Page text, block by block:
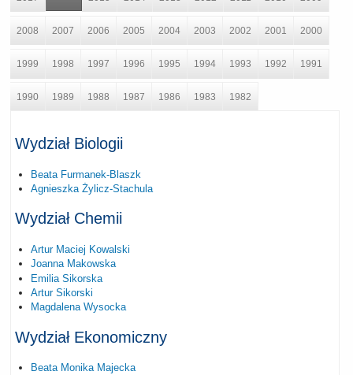
2008 2007 2006 2005 2004 2003 2002 2001 2000
1999 1998 1997 1996 1995 1994 1993 1992 1991
1990 1989 1988 1987 1986 1983 1982
Wydział Biologii
Beata Furmanek-Blaszk
Agnieszka Żylicz-Stachula
Wydział Chemii
Artur Maciej Kowalski
Joanna Makowska
Emilia Sikorska
Artur Sikorski
Magdalena Wysocka
Wydział Ekonomiczny
Beata Monika Majecka